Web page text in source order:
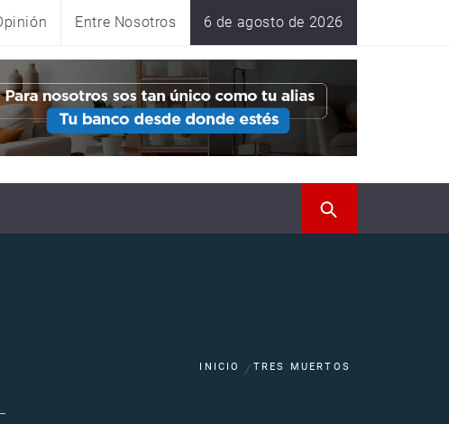
Entre Nosotros 6 de agosto de 2026
INICIO TRES MUERTOS